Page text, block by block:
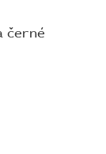
černé